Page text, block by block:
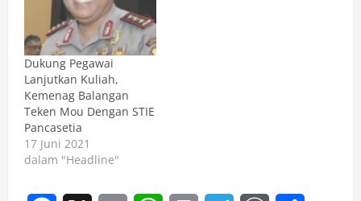
Dukung Pegawai
Lanjutkan Kuliah,
Kemenag Balangan
Teken Mou Dengan STIE
Pancasetia
17 Juni 2021
dalam "Headline"